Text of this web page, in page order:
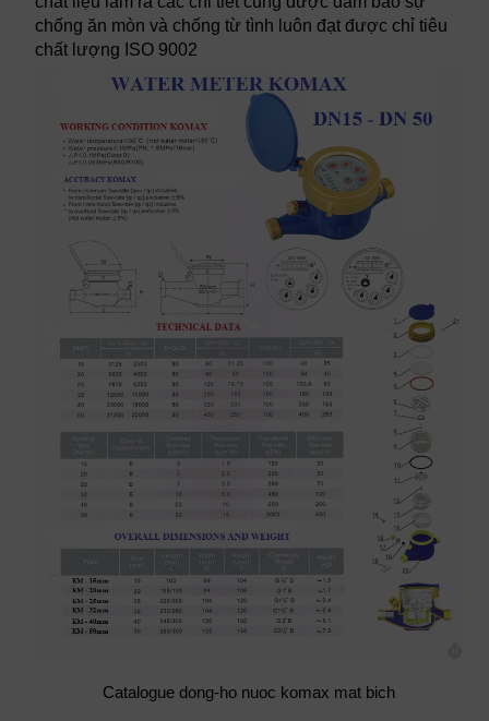
chống ăn mòn và chống từ tình luôn đạt được chỉ tiêu
chất lượng ISO 9002
Catalogue dong-ho nuoc komax mat bich